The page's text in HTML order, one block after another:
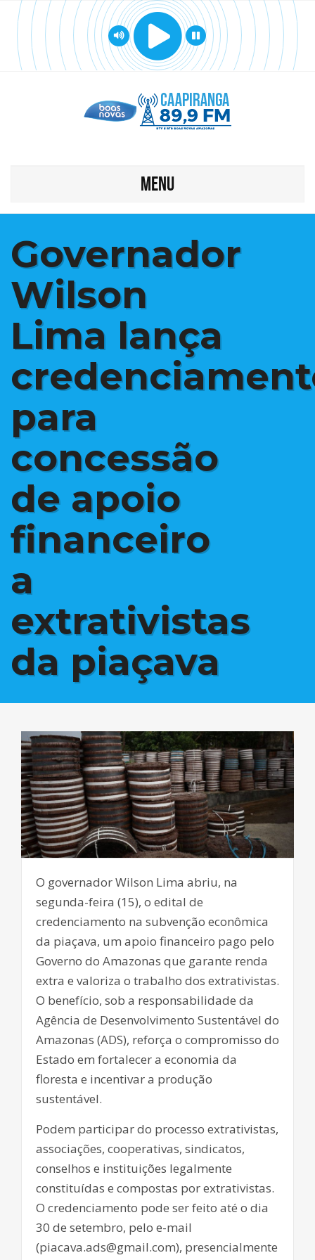
MENU
Governador
Wilson
Lima lança
para
concessão
de apoio
financeiro
a
extrativistas
da piaçava
O governador Wilson Lima abriu, na
segunda-feira (15), o edital de
credenciamento na subvenção econômica
da piaçava, um apoio financeiro pago pelo
Governo do Amazonas que garante renda
extra e valoriza o trabalho dos extrativistas.
O benefício, sob a responsabilidade da
Agência de Desenvolvimento Sustentável do
Amazonas (ADS), reforça o compromisso do
Estado em fortalecer a economia da
floresta e incentivar a produção
sustentável.
Podem participar do processo extrativistas,
associações, cooperativas, sindicatos,
conselhos e instituições legalmente
constituídas e compostas por extrativistas.
O credenciamento pode ser feito até o dia
30 de setembro, pelo e-mail
(piacava.ads@gmail.com), presencialmente